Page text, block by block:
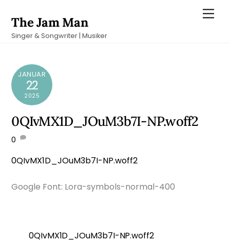
content
The Jam Man
Singer & Songwriter | Musiker
JANUAR
22
2025
0QIvMX1D_JOuM3b7I-NP.woff2
0
0QIvMX1D_JOuM3b7I-NP.woff2
Google Font: Lora-symbols-normal-400
0QIvMX1D_JOuM3b7I-NP.woff2